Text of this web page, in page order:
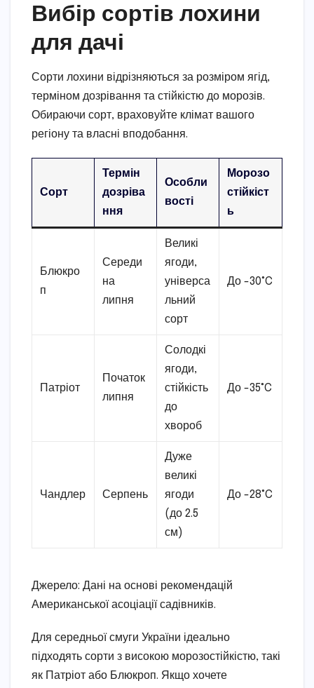
Вибір сортів лохини
для дачі
Сорти лохини відрізняються за розміром ягід,
терміном дозрівання та стійкістю до морозів.
Обираючи сорт, враховуйте клімат вашого
регіону та власні вподобання.
Сорт
Термін
дозріва
ння
Особли
вості
Морозо
стійкіст
ь
Блюкро
п
Середи
на
липня
Великі
ягоди,
універса
льний
сорт
До -30°C
Патріот
Початок
липня
Солодкі
ягоди,
стійкість
до
хвороб
До -35°C
Чандлер Серпень
Дуже
великі
ягоди
(до 2.5
см)
До -28°C
Джерело: Дані на основі рекомендацій
Американської асоціації садівників.
Для середньої смуги України ідеально
підходять сорти з високою морозостійкістю, такі
як Патріот або Блюкроп. Якщо хочете